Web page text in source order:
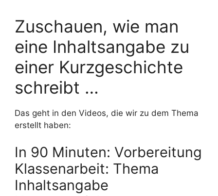
Zuschauen, wie man
eine Inhaltsangabe zu
einer Kurzgeschichte
schreibt …
Das geht in den Videos, die wir zu dem Thema
erstellt haben:
In 90 Minuten: Vorbereitung
Klassenarbeit: Thema
Inhaltsangabe